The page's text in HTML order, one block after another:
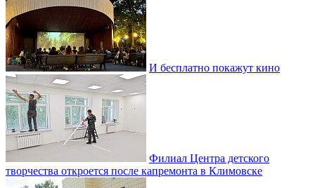
И бесплатно покажут кино
Филиал Центра детского
творчества откроется после капремонта в Климовске